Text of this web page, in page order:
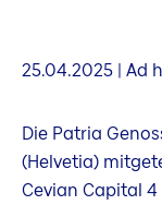
25.04.2025 | Ad
Die Patria
(Helvetia)
Cevian Capital 4